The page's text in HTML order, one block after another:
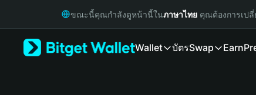
Русский
ขณะนี้คุณกำลังดูหน้านี้ในภาษาไทย คุณต้องการเป
Wallet บัตรSwap Earn